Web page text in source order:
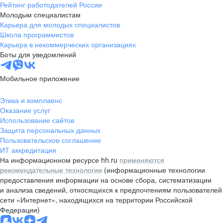
Рейтинг работодателей России
Молодым специалистам
Карьера для молодых специалистов
Школа программистов
Карьера в некоммерческих организациях
Боты для уведомлений
Мобильное приложение
Этика и комплаенс
Оказание услуг
Использование сайтов
Защита персональных данных
Пользовательское соглашение
ИТ аккредитация
На информационном ресурсе hh.ru применяются
рекомендательные технологии (информационные технологии
предоставления информации на основе сбора, систематизации
и анализа сведений, относящихся к предпочтениям пользователей
сети «Интернет», находящихся на территории Российской
Федерации)